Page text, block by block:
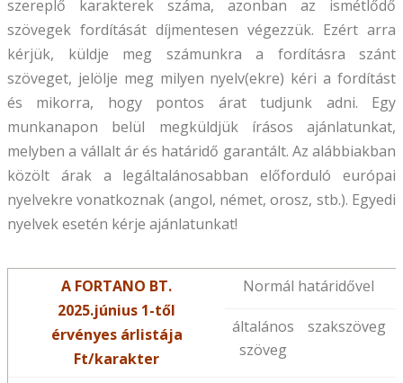
szereplő karakterek száma, azonban az ismétlődő
szövegek fordítását díjmentesen végezzük. Ezért arra
kérjük, küldje meg számunkra a fordításra szánt
szöveget, jelölje meg milyen nyelv(ekre) kéri a fordítást
és mikorra, hogy pontos árat tudjunk adni. Egy
munkanapon belül megküldjük írásos ajánlatunkat,
melyben a vállalt ár és határidő garantált. Az alábbiakban
közölt árak a legáltalánosabban előforduló európai
nyelvekre vonatkoznak (angol, német, orosz, stb.). Egyedi
nyelvek esetén kérje ajánlatunkat!
A FORTANO BT.
2025.június 1-től
érvényes árlistája
Ft/karakter
Normál határidővel
általános
szöveg
szakszöveg